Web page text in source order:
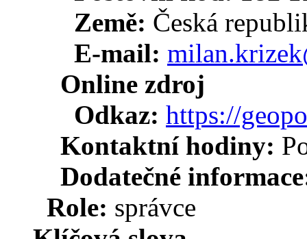
Země: Česká
E-mail:
Online zdroj
Odkaz: https://
Kontaktní hodiny:
Dodatečné
Role: správce